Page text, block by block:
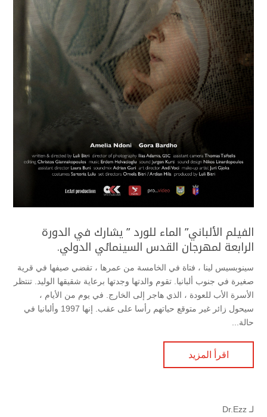
الفيلم الألباني” الماء للورد ” يشارك في الدورة
الرابعة لمهرجان القدس السينمائي الدولي.
سينوبسيس لينا ، فتاة في الخامسة من عمرها ، تقضي صيفها في قرية
صغيرة في جنوب ألبانيا. تقوم والدتها وجدتها برعاية شقيقها الوليد. تنتظر
الأسرة الأب للعودة ، الذي هاجر إلى الخارج. في يوم من الأيام ،
سيحول زائر غير متوقع حياتهم رأسا على عقب. إنها 1997 وألبانيا في
حالة...
اقرأ المزيد
لـ Dr.Ezz